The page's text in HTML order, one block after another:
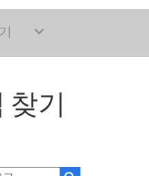
찾기